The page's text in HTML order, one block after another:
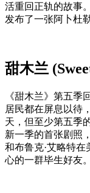
活重回正轨的故事
发布了一张阿卜杜
甜木兰
《甜木兰》第五季
居民都在屏息以待
天，但至少第五季
新一季的首张剧照
和布鲁克·艾略特
心的一群毕生好友。